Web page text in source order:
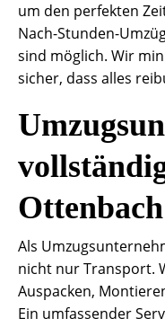
um den perfekten
Nach-Stunden-
sind möglich. Wir
sicher, dass alles
Ottenbach
Als
nicht nur Transport.
Auspacken,
Ein umfassender